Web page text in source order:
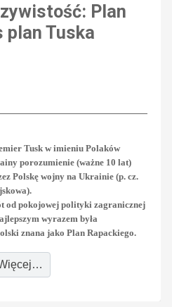
Plan
plan Tuska
Tusk w imieniu Polaków
porozumienie (ważne 10 lat)
Polskę wojny na Ukrainie (p. cz.
od pokojowej polityki zagranicznej
wyrazem była
znana jako Plan Rapackiego.